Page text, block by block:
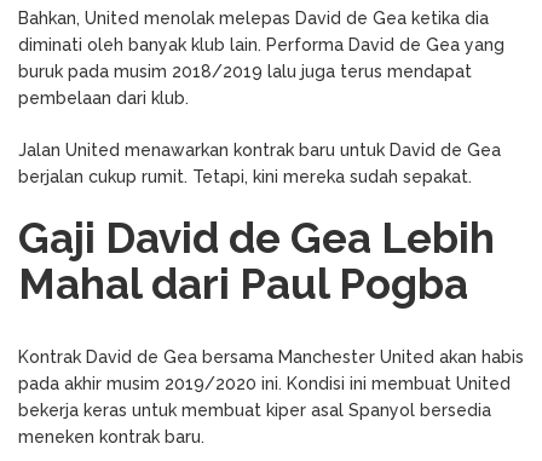
Bahkan, United menolak melepas David de Gea ketika dia
diminati oleh banyak klub lain. Performa David de Gea yang
buruk pada musim 2018/2019 lalu juga terus mendapat
pembelaan dari klub.
Jalan United menawarkan kontrak baru untuk David de Gea
berjalan cukup rumit. Tetapi, kini mereka sudah sepakat.
Gaji David de Gea Lebih
Mahal dari Paul Pogba
Kontrak David de Gea bersama Manchester United akan habis
pada akhir musim 2019/2020 ini. Kondisi ini membuat United
bekerja keras untuk membuat kiper asal Spanyol bersedia
meneken kontrak baru.